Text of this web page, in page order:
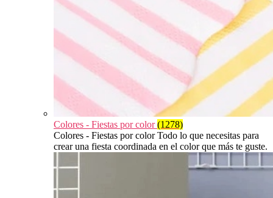
Colores - Fiestas por color(1278)
Colores - Fiestas por color Todo lo que necesitas para
crear una fiesta coordinada en el color que más te guste.